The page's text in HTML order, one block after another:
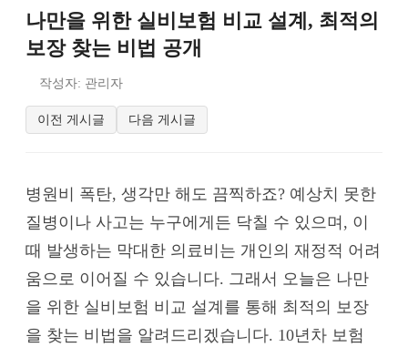
나만을 위한 실비보험 비교 설계, 최적의
보장 찾는 비법 공개
작성자: 관리자
이전 게시글 다음 게시글
병원비 폭탄, 생각만 해도 끔찍하죠? 예상치 못한
질병이나 사고는 누구에게든 닥칠 수 있으며, 이
때 발생하는 막대한 의료비는 개인의 재정적 어려
움으로 이어질 수 있습니다. 그래서 오늘은 나만
을 위한 실비보험 비교 설계를 통해 최적의 보장
을 찾는 비법을 알려드리겠습니다. 10년차 보험